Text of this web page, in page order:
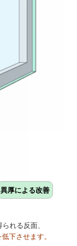
異厚による改善
れる反面、
下させます。